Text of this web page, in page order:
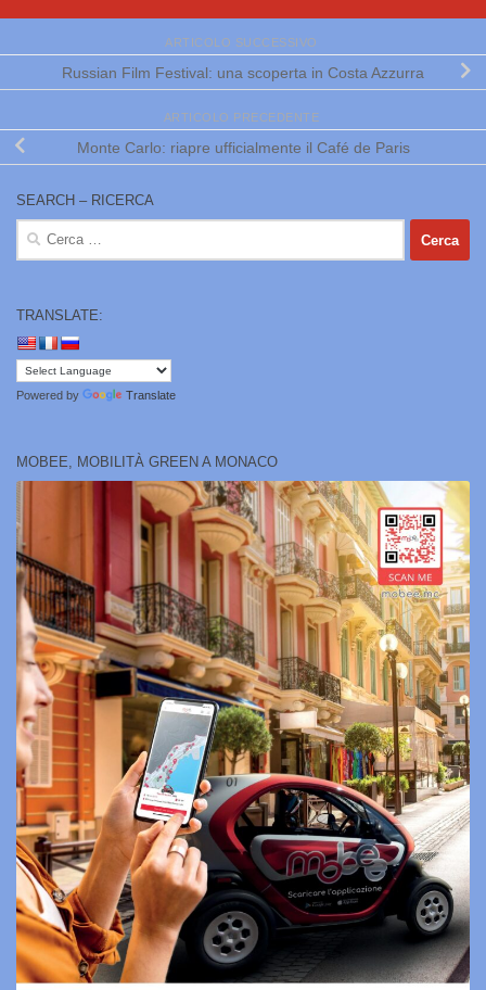
ARTICOLO SUCCESSIVO
Russian Film Festival: una scoperta in Costa Azzurra
ARTICOLO PRECEDENTE
Monte Carlo: riapre ufficialmente il Café de Paris
SEARCH – RICERCA
Ricerca
per:
TRANSLATE:
Powered by Translate
MOBEE, MOBILITÀ GREEN A MONACO